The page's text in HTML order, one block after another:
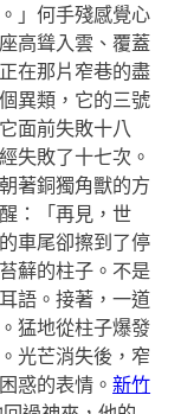
」何手殘感覺心
高聳入雲、覆蓋
在那片窄巷的盡
異類，它的三號
面前失敗十八
失敗了十七次。
著銅獨角獸的方
：「再見，世
車尾卻擦到了停
蘚的柱子。不是
語。接著，一道
猛地從柱子爆發
光芒消失後，窄
惑的表情。新竹